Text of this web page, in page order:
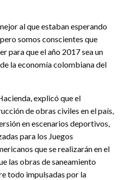
al que estaban esperando
somos conscientes que
para que el año 2017 sea un
la economía colombiana del
explicó que el
de obras civiles en el país,
en escenarios deportivos,
para los Juegos
que se realizarán en el
las obras de saneamiento
todo impulsadas por la